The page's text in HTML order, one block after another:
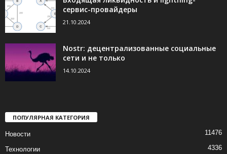
сервис-провайдеры
21.10.2024
Nostr: децентрализованные социальные
сети и не только
14.10.2024
ПОПУЛЯРНАЯ КАТЕГОРИЯ
Новости 11476
Технологии 4336